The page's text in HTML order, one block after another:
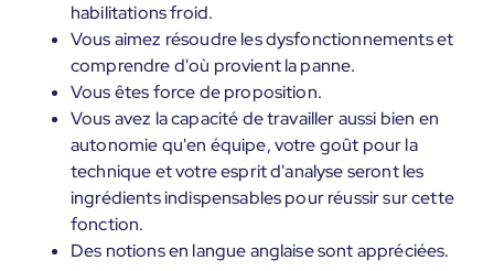
habilitations froid.
Vous aimez résoudre les dysfonctionnements et
comprendre d'où provient la panne.
Vous êtes force de proposition.
Vous avez la capacité de travailler aussi bien en
autonomie qu'en équipe, votre goût pour la
technique et votre esprit d'analyse seront les
ingrédients indispensables pour réussir sur cette
fonction.
Des notions en langue anglaise sont appréciées.